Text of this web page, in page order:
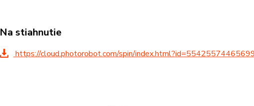
Na stiahnutie
https://cloud.photorobot.com/spin/